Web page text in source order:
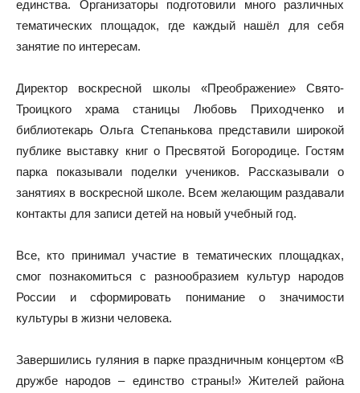
единства. Организаторы подготовили много различных
тематических площадок, где каждый нашёл для себя
занятие по интересам.
Директор воскресной школы «Преображение» Свято-
Троицкого храма станицы Любовь Приходченко и
библиотекарь Ольга Степанькова представили широкой
публике выставку книг о Пресвятой Богородице. Гостям
парка показывали поделки учеников. Рассказывали о
занятиях в воскресной школе. Всем желающим раздавали
контакты для записи детей на новый учебный год.
Все, кто принимал участие в тематических площадках,
смог познакомиться с разнообразием культур народов
России и сформировать понимание о значимости
культуры в жизни человека.
Завершились гуляния в парке праздничным концертом «В
дружбе народов – единство страны!» Жителей района